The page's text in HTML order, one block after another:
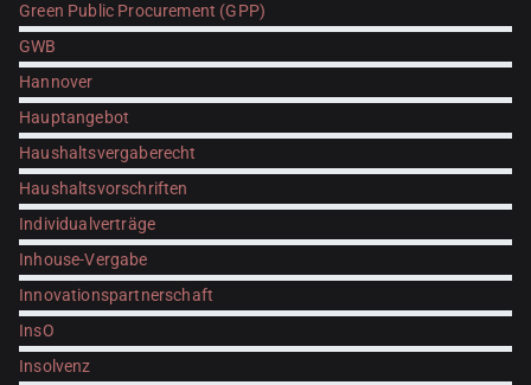
Green Public Procurement (GPP)
GWB
Hannover
Hauptangebot
Haushaltsvergaberecht
Haushaltsvorschriften
Individualverträge
Inhouse-Vergabe
Innovationspartnerschaft
InsO
Insolvenz